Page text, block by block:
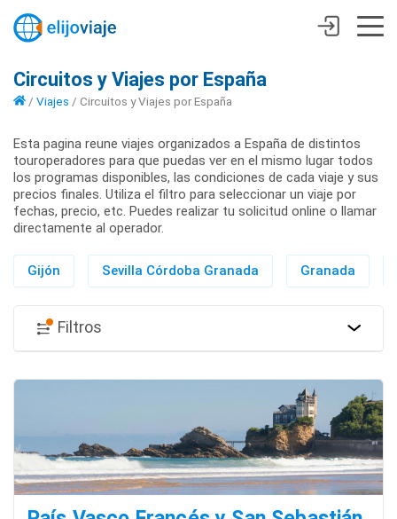
Circuitos y Viajes por España
/ Viajes / Circuitos y Viajes por España
Esta pagina reune viajes organizados a España de distintos
touroperadores para que puedas ver en el mismo lugar todos
los programas disponibles, las condiciones de cada viaje y sus
precios finales. Utiliza el filtro para seleccionar un viaje por
fechas, precio, etc. Puedes realizar tu solicitud online o llamar
directamente al operador.
Gijón Sevilla Córdoba Granada Granada
Filtros